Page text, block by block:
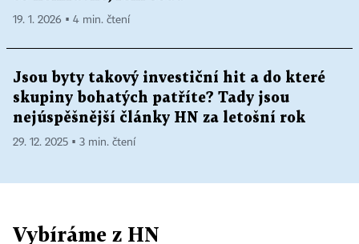
19. 1. 2026 ▪ 4 min. čtení
Jsou byty takový investiční hit a do které
skupiny bohatých patříte? Tady jsou
nejúspěšnější články HN za letošní rok
29. 12. 2025 ▪ 3 min. čtení
Vybíráme z HN